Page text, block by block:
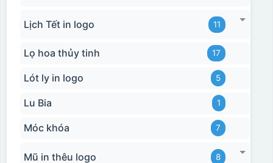
Lịch Tết in logo 11
Lọ hoa thủy tinh 17
Lót ly in logo 5
Lu Bia 1
Móc khóa 7
Mũ in thêu logo 8